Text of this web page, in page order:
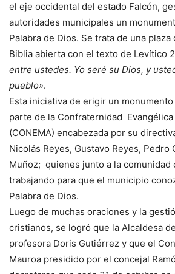
el eje occidental del estado Falcón,
autoridades municipales un
Palabra de Dios. Se trata de una
Biblia abierta con el texto de Levítico
entre ustedes. Yo seré su Dios, y
pueblo».
Esta iniciativa de erigir un
parte de la Confraternidad
(CONEMA) encabezada por su
Nicolás Reyes, Gustavo Reyes, Pedro
Muñoz; quienes junto a la comunidad
trabajando para que el municipio
Palabra de Dios.
Luego de muchas oraciones y la
cristianos, se logró que la Alcaldesa
profesora Doris Gutiérrez y que el
Mauroa presidido por el concejal